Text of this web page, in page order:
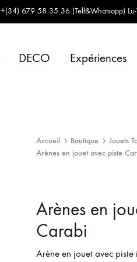
+(34) 679 58 35 36 (Telf&Whatsapp)
DECO Expériences
Accueil Boutique Jouets
Arènes en jouet avec piste
Arènes en
Carabi
Arène en jouet avec